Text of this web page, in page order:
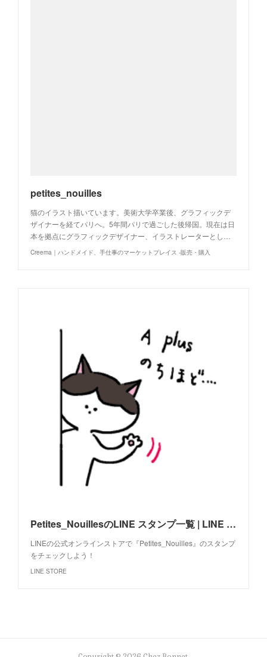
petites_nouilles
猫のイラスト描いています。美術大学卒業後、グラフィックデ
ザイナーを経てパリへ。5年間パリで過ごした後帰国。現在は日
本を拠点にグラフィックデザイナー、イラストレーターとし…
Creema｜ハンドメイド、手仕事のマーケットプレイス -販売・購入
Petites_NouillesのLINE スタンプ一覧 | LINE STORE
LINEの公式オンラインストアで『Petites_Nouilles』のスタンプ
をチェックしよう！
LINE STORE